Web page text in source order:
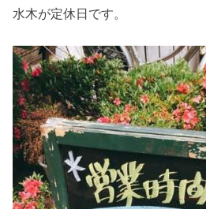
水木が定休日です。